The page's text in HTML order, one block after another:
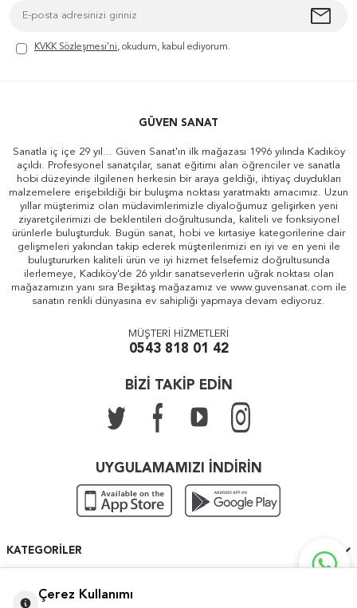
KVKK Sözleşmesi'ni, okudum, kabul ediyorum.
GÜVEN SANAT
Sanatla iç içe 29 yıl... Güven Sanat'ın ilk mağazası 1996 yılında Kadıköy
açıldı. Profesyonel sanatçılar, sanat eğitimi alan öğrenciler ve sanatla
hobi düzeyinde ilgilenen herkesin bir araya geldiği, ihtiyaç duydukları
malzemelere erişebildiği bir buluşma noktası yaratmaktı amacımız. Uzun
yıllar müşterimiz olan müdavimlerimizle diyaloğumuz gelişirken yeni
ziyaretçilerimizi de beklentileri doğrultusunda, kaliteli ve fonksiyonel
ürünlerle buluşturduk. Bugün sanat, hobi ve kırtasiye kategorilerine dair
gelişmeleri yakından takip ederek müşterilerimizi en iyi ve en yeni ile
buluştururken kaliteli ürün ve iyi hizmet felsefemiz doğrultusunda
ilerlemeye, Kadıköy'de 26 yıldır sanatseverlerin uğrak noktası olan
mağazamızın yanı sıra Beşiktaş mağazamız ve www.guvensanat.com ile
sanatın renkli dünyasına ev sahipliği yapmaya devam ediyoruz.
MÜŞTERİ HİZMETLERİ
0543 818 01 42
BİZİ TAKİP EDİN
UYGULAMAMIZI İNDİRİN
KATEGORILER
Çerez Kullanımı